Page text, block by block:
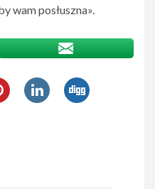
wam posłuszna».